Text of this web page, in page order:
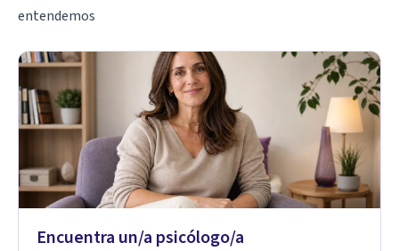
entendemos
Encuentra un/a psicólogo/a